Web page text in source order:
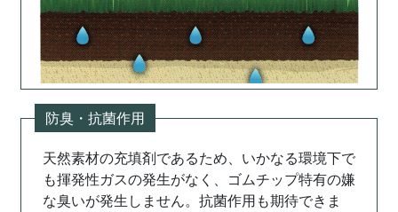
防臭・抗菌作用
天然素材の充填剤であるため、いかなる環境下で
も揮発性ガスの発生がなく、ゴムチップ特有の嫌
な臭いが発生しません。抗菌作用も期待できま